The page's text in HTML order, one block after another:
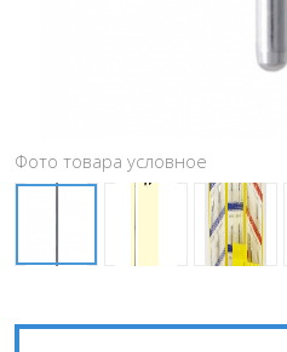
Фото товара условное